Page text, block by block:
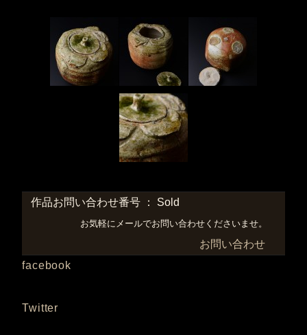
作品お問い合わせ番号 ： Sold
お気軽にメールでお問い合わせくださいませ。
お問い合わせ
facebook
Twitter